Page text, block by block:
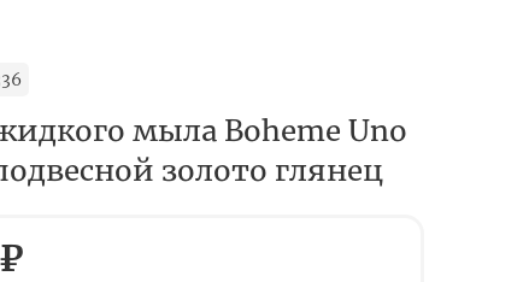
мыла Boheme Uno
золото глянец